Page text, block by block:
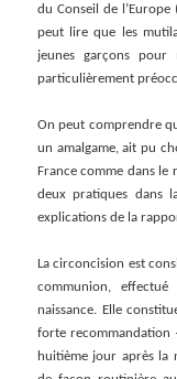
du Conseil de
peut lire que les
jeunes garçons
particulièrement
On peut comprendre
un amalgame, ait pu
France comme dans le
deux pratiques dans
explications de la
La circoncision est
communion,
naissance. Elle
forte recommandation
huitième jour après la